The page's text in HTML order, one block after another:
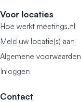
Voor locaties
Hoe werkt meetings.nl
Meld uw locatie(s) aan
Algemene voorwaarden
Inloggen
Contact